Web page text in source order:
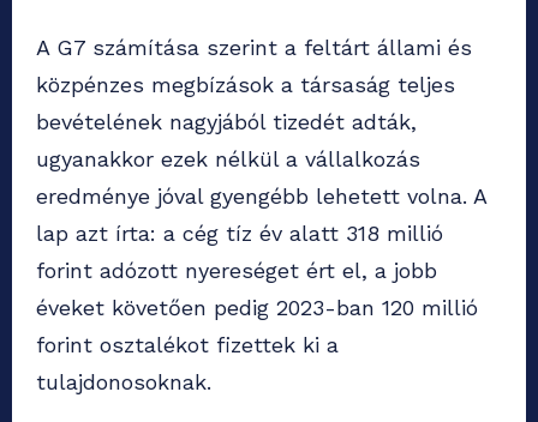
A G7 számítása szerint a feltárt állami és
közpénzes megbízások a társaság teljes
bevételének nagyjából tizedét adták,
ugyanakkor ezek nélkül a vállalkozás
eredménye jóval gyengébb lehetett volna. A
lap azt írta: a cég tíz év alatt 318 millió
forint adózott nyereséget ért el, a jobb
éveket követően pedig 2023-ban 120 millió
forint osztalékot fizettek ki a
tulajdonosoknak.